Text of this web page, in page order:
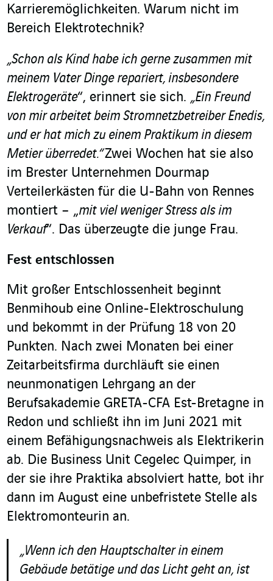
Karrieremöglichkeiten. Warum nicht im
Bereich Elektrotechnik?
„Schon als Kind habe ich gerne zusammen mit
meinem Vater Dinge repariert, insbesondere
Elektrogeräte“, erinnert sie sich. „Ein Freund
von mir arbeitet beim Stromnetzbetreiber Enedis,
und er hat mich zu einem Praktikum in diesem
Metier überredet.“Zwei Wochen hat sie also
im Brester Unternehmen Dourmap
Verteilerkästen für die U-Bahn von Rennes
montiert – „mit viel weniger Stress als im
Verkauf“. Das überzeugte die junge Frau.
Fest entschlossen
Mit großer Entschlossenheit beginnt
Benmihoub eine Online-Elektroschulung
und bekommt in der Prüfung 18 von 20
Punkten. Nach zwei Monaten bei einer
Zeitarbeitsfirma durchläuft sie einen
neunmonatigen Lehrgang an der
Berufsakademie GRETA-CFA Est-Bretagne in
Redon und schließt ihn im Juni 2021 mit
einem Befähigungsnachweis als Elektrikerin
ab. Die Business Unit Cegelec Quimper, in
der sie ihre Praktika absolviert hatte, bot ihr
dann im August eine unbefristete Stelle als
Elektromonteurin an.
„Wenn ich den Hauptschalter in einem
Gebäude betätige und das Licht geht an, ist